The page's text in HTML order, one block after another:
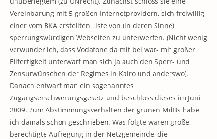
Vereinbarung mit 5 großen Internetprovidern, sich freiwillig
einer vom BKA erstellten Liste von (in deren Sinne)
sperrungswürdigen Webseiten zu unterwerfen. (Nicht wenig
verwunderlich, dass Vodafone da mit bei war- mit großer
Eilfertigkeit unterwarf man sich ja auch den Sperr- und
Zensurwünschen der Regimes in Kairo und anderswo).
Danach entwarf man ein sogenanntes
Zugangserschwerungsgesetz und beschloss dieses im Juni
2009. Zum Abstimmungsverhalten der grünen MdBs habe
ich damals schon geschrieben. Was folgte waren große,
berechtigte Aufregung in der Netzgemeinde, die